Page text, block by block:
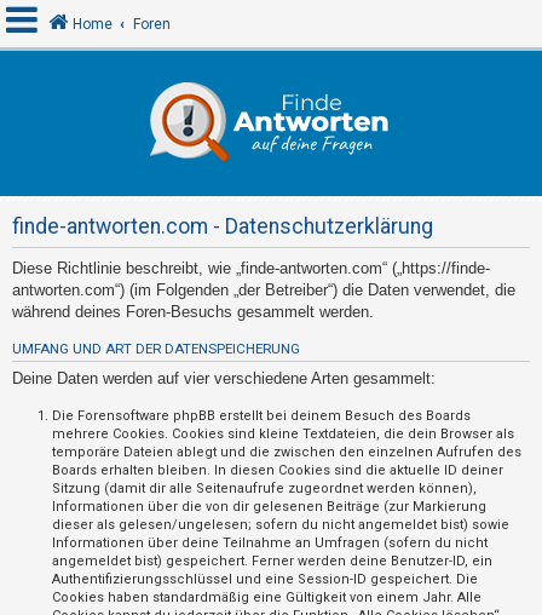
e
l
d
e
Home Foren
finde-antworten.com - Datenschutzerklärung
Diese Richtlinie beschreibt, wie „finde-antworten.com“ („https://finde-
antworten.com“) (im Folgenden „der Betreiber“) die Daten verwendet, die
während deines Foren-Besuchs gesammelt werden.
UMFANG UND ART DER DATENSPEICHERUNG
Deine Daten werden auf vier verschiedene Arten gesammelt:
Die Forensoftware phpBB erstellt bei deinem Besuch des Boards
mehrere Cookies. Cookies sind kleine Textdateien, die dein Browser als
temporäre Dateien ablegt und die zwischen den einzelnen Aufrufen des
Boards erhalten bleiben. In diesen Cookies sind die aktuelle ID deiner
Sitzung (damit dir alle Seitenaufrufe zugeordnet werden können),
Informationen über die von dir gelesenen Beiträge (zur Markierung
dieser als gelesen/ungelesen; sofern du nicht angemeldet bist) sowie
Informationen über deine Teilnahme an Umfragen (sofern du nicht
angemeldet bist) gespeichert. Ferner werden deine Benutzer-ID, ein
Authentifizierungsschlüssel und eine Session-ID gespeichert. Die
Cookies haben standardmäßig eine Gültigkeit von einem Jahr. Alle